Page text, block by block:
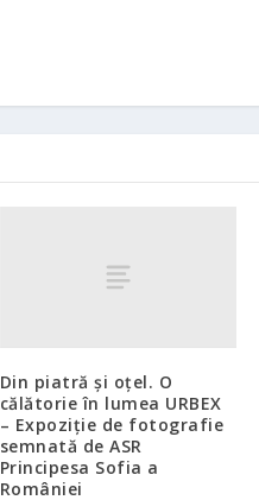
Din piatră și oțel. O
călătorie în lumea URBEX
– Expoziție de fotografie
semnată de ASR
Principesa Sofia a
României